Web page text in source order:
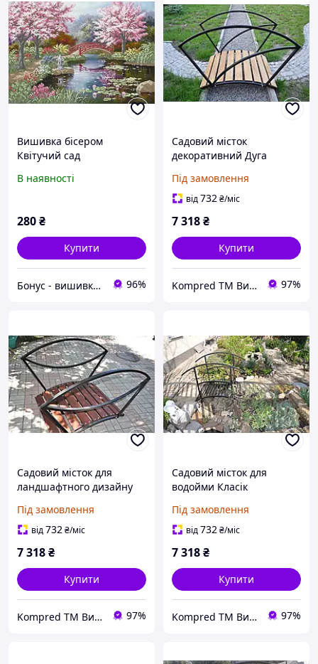
Вишивка бісером
Квітучий сад
В наявності
280₴
Купити
Бонус - вишивка бісером та хрестиком. Алмазна вишивка 96%
Садовий місток
декоративний Дуга
Під замовлення
від732₴/міс
7 318₴
Купити
Kompred TM Виробниче підприємство 97%
Садовий місток для
ландшафтного дизайну
Під замовлення
від732₴/міс
7 318₴
Купити
Kompred TM Виробниче підприємство 97%
Садовий місток для
водойми Класік
Під замовлення
від732₴/міс
7 318₴
Купити
Kompred TM Виробниче підприємство 97%